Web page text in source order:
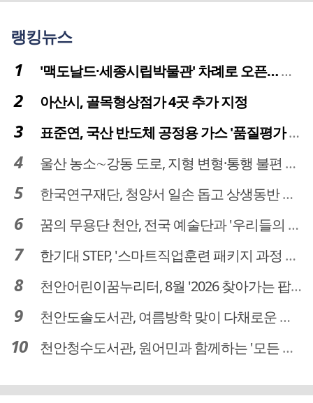
랭킹뉴스
'맥도날드·세종시립박물관' 차례로 오픈… 고운동 정주여건 좋아진다
아산시, 골목형상점가 4곳 추가 지정
표준연, 국산 반도체 공정용 가스 '품질평가 체계' 구축
울산 농소∼강동 도로, 지형 변형·통행 불편 해법 찾는다
한국연구재단, 청양서 일손 돕고 상생동반 친구맺기 봉사활동
꿈의 무용단 천안, 전국 예술단과 '우리들의 하모니' 선보여
한기대 STEP, '스마트직업훈련 패키지 과정 3기' 모집
천안어린이꿈누리터, 8월 '2026 찾아가는 팝업놀이터' 운영
천안도솔도서관, 여름방학 맞이 다채로운 독서문화 프로그램 운영
천안청수도서관, 원어민과 함께하는 '모든 영어 모든 독서' 운영